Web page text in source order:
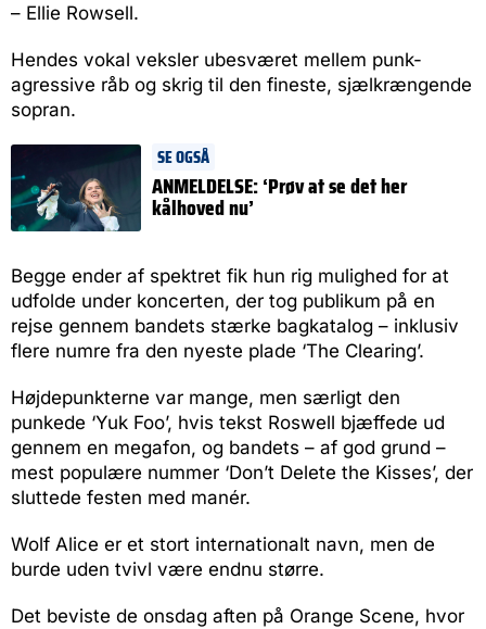
– Ellie Rowsell.
Hendes vokal veksler ubesværet mellem punk-
agressive råb og skrig til den fineste, sjælkrængende
sopran.
SE OGSÅ
ANMELDELSE: ‘Prøv at se det her
kålhoved nu’
Begge ender af spektret fik hun rig mulighed for at
udfolde under koncerten, der tog publikum på en
rejse gennem bandets stærke bagkatalog – inklusiv
flere numre fra den nyeste plade ‘The Clearing’.
Højdepunkterne var mange, men særligt den
punkede ‘Yuk Foo’, hvis tekst Roswell bjæffede ud
gennem en megafon, og bandets – af god grund –
mest populære nummer ‘Don’t Delete the Kisses’, der
sluttede festen med manér.
Wolf Alice er et stort internationalt navn, men de
burde uden tvivl være endnu større.
Det beviste de onsdag aften på Orange Scene, hvor